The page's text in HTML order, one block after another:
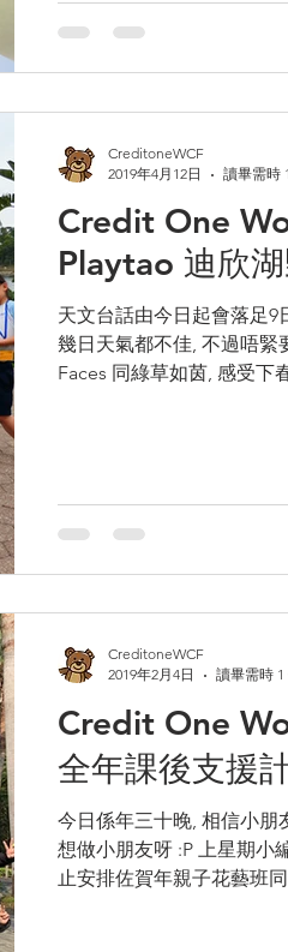
Credit One
Playtao 迪欣
天文台話由今日起會落足
幾日天氣都不佳, 不過唔緊
Faces 同綠草如茵, 感受
CreditoneWCF
2019年4月12日
讀畢需時
Credit One
全年課後支援
今日係年三十晚, 相信小朋
想做小朋友呀 :P 上星期小
止安排佐賀年親子花藝班
CreditoneWCF
2019年2月4日
讀畢需時 1